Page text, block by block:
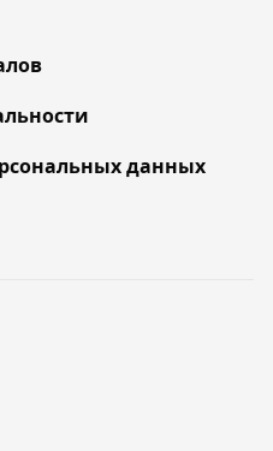
данных